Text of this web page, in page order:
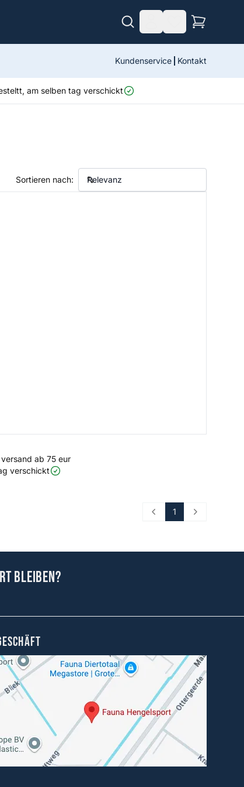
Kundenservice Kontakt
am selben tag verschickt
Sortieren nach:
ab 75 eur
verschickt
Prev 1 Next
bleiben?